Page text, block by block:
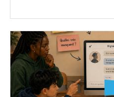
Image
de
couverture
(conseillée)